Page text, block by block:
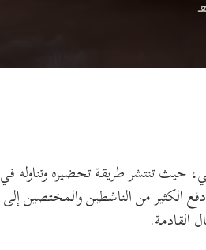
حيث تنتشر طريقة تحضيره وتناوله في
الكثير من الناشطين والمختصين إلى
القادمة.